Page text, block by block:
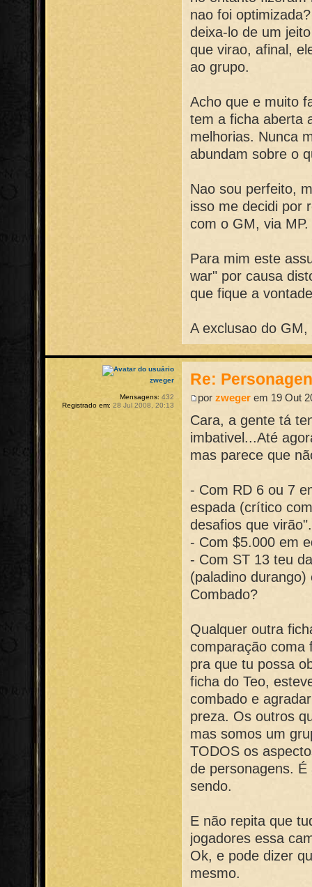
nao foi
deixa-lo de um
que virao, afinal,
ao grupo.
Acho que e muito
tem a ficha aberta
melhorias. Nunca
abundam sobre o
Nao sou perfeito,
isso me decidi por
com o GM, via MP.
Para mim este
war" por causa
que fique a
A exclusao do
Re:
porzweger em 19 Out
Cara, a gente tá
imbativel...Até
mas parece que
- Com RD 6 ou 7
espada (crítico
desafios que virão".
- Com $5.000 em
- Com ST 13 teu
(paladino
Combado?
Qualquer outra
comparação coma
pra que tu possa
ficha do Teo,
combado e
preza. Os outros
mas somos um
TODOS os
de personagens.
sendo.
E não repita que
jogadores essa
Ok, e pode dizer
mesmo.
zweger
Mensagens: 432
Registrado em: 28 Jul 2008, 20:13